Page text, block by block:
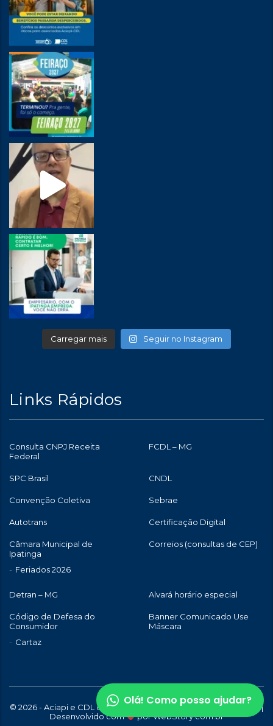
Carregar mais Seguir no Instagram
Links Rápidos
Consulta CNPJ Receita
Federal
FCDL – MG
SPC Brasil CNDL
Convenção Coletiva Sebrae
Autotrans Certificação Digital
Câmara Municipal de
Ipatinga
Feriados 2026
Correios (consultas de CEP)
Detran – MG Alvará horário especial
Código de Defesa do
Consumidor
Cartaz
Banner Comunicado Use
Máscara
© 2026 - Aciapi e CDL de Ipatinga | Todos os direitos reservados |
Desenvolvido com
porWebStory.com.br
Olá! Como posso ajudar?